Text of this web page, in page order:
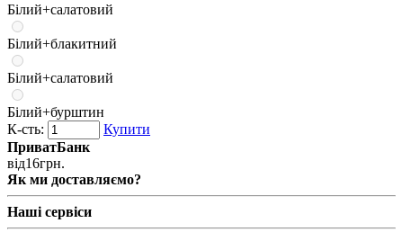
Білий+салатовий
Білий+блакитний
Білий+салатовий
Білий+бурштин
К-сть:
Купити
ПриватБанк
від16грн.
Як ми доставляємо?
Наші сервіси